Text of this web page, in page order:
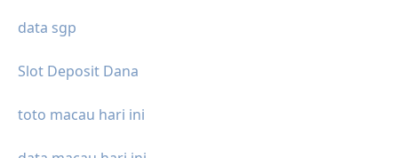
data sgp
Slot Deposit Dana
toto macau hari ini